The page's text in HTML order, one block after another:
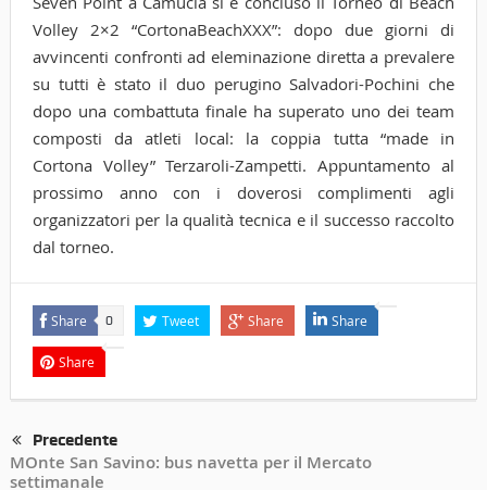
Volley 2×2 “CortonaBeachXXX”: dopo due giorni di
avvincenti confronti ad eleminazione diretta a prevalere
su tutti è stato il duo perugino Salvadori-Pochini che
dopo una combattuta finale ha superato uno dei team
composti da atleti local: la coppia tutta “made in
Cortona Volley” Terzaroli-Zampetti.Appuntamento al
prossimo anno con i doverosi complimenti agli
organizzatori per la qualità tecnica e il successo raccolto
dal torneo.
Share 0 Tweet Share Share
Share
Precedente
MOnte San Savino: bus navetta per il Mercato
settimanale